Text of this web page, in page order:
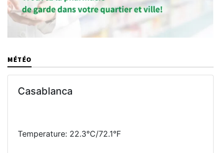
MÉTÉO
Casablanca
Temperature: 22.3°C/72.1°F